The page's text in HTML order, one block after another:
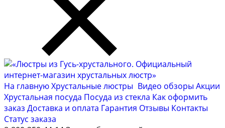
На главнуюХрустальные люстры Видео обзоры Акции
Хрустальная посуда Посуда из стекла Как оформить
заказ Доставка и оплата Гарантия Отзывы Контакты
Cтатус заказа